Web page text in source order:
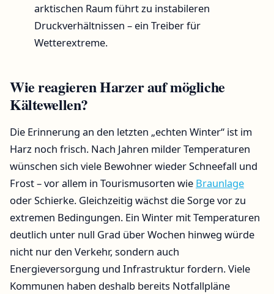
arktischen Raum führt zu instabileren
Druckverhältnissen – ein Treiber für
Wetterextreme.
Wie reagieren Harzer auf mögliche
Kältewellen?
Die Erinnerung an den letzten „echten Winter“ ist im
Harz noch frisch. Nach Jahren milder Temperaturen
wünschen sich viele Bewohner wieder Schneefall und
Frost – vor allem in Tourismusorten wie Braunlage
oder Schierke. Gleichzeitig wächst die Sorge vor zu
extremen Bedingungen. Ein Winter mit Temperaturen
deutlich unter null Grad über Wochen hinweg würde
nicht nur den Verkehr, sondern auch
Energieversorgung und Infrastruktur fordern. Viele
Kommunen haben deshalb bereits Notfallpläne